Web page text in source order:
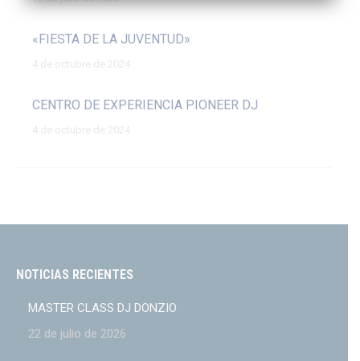
«FIESTA DE LA JUVENTUD»
4 de octubre de 2024
CENTRO DE EXPERIENCIA PIONEER DJ
4 de octubre de 2024
NOTICIAS RECIENTES
MASTER CLASS DJ DONZIO
22 de julio de 2026